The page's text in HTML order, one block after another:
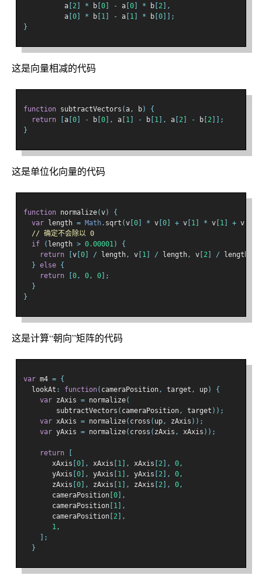
          a
2 * b 0 - a 0 * b 2 ],
          a
0 * b 1 - a 1 * b 0 ]];
}
这是向量相减的代码
function subtractVectors (a, b)
{
return
a 0 - b 0 ], a 1 - b 1 ], a 2 - b 2 ]];
}
这是单位化向量的代码
function normalize(v)
{
var length = Math. sqrt (v 0 * v 0 + v 1 * v 1 + v
// 确定不会除以 0
if
( length > 0.00001)
{
return
v 0 / length, v 1 / length, v 2 / length
} else {
return
0, 0, 0 ];
}
}
这是计算“朝向”矩阵的代码
var m4 = {
  lookAt
: function( cameraPosition, target , up)
{
var zAxis = normalize(
        subtractVectors
( cameraPosition, target ));
var xAxis = normalize( cross ( up, zAxis ));
var yAxis = normalize( cross ( zAxis , xAxis ));
return
       xAxis
0 ], xAxis 1 ], xAxis 2 ], 0,
       yAxis
0 ], yAxis 1 ], yAxis 2 ], 0,
       zAxis
0 ], zAxis 1 ], zAxis 2 ], 0,
       cameraPosition
0 ],
       cameraPosition
1 ],
       cameraPosition
2 ],
1,
];
}